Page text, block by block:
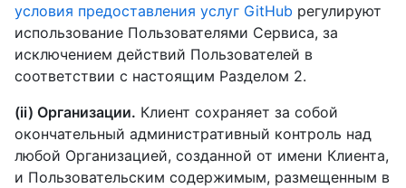
условия предоставления услуг GitHub регулируют
использование Пользователями Сервиса, за
исключением действий Пользователей в
соответствии с настоящим Разделом 2.
(ii) Организации. Клиент сохраняет за собой
окончательный административный контроль над
любой Организацией, созданной от имени Клиента,
и Пользовательским содержимым, размещенным в